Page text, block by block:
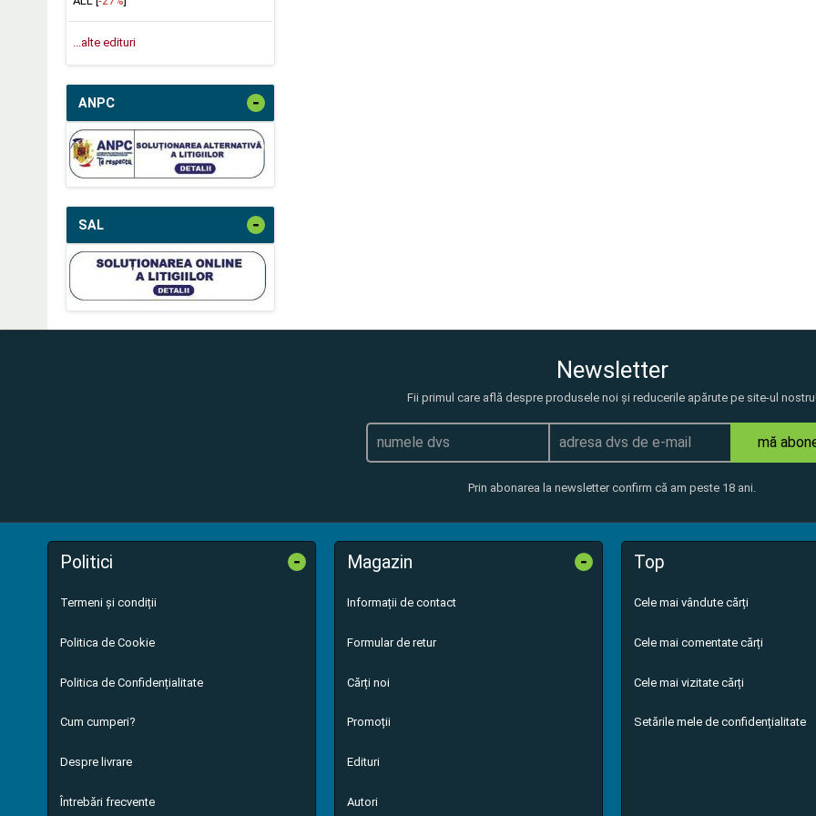
...alte edituri
ANPC -
SAL -
Newsletter
Fii primul care află despre produsele noi și reducerile apărute pe site-ul
mă
Prin abonarea la newsletter confirm că am peste 18 ani.
Politici -
Termeni și condiții
Politica de Cookie
Politica de Confidențialitate
Cum cumperi?
Despre livrare
Întrebări frecvente
Magazin -
Informații de contact
Formular de retur
Cărți noi
Promoții
Edituri
Autori
Top
Cele mai vândute cărți
Cele mai comentate cărți
Cele mai vizitate cărți
Setările mele de confidențialitate